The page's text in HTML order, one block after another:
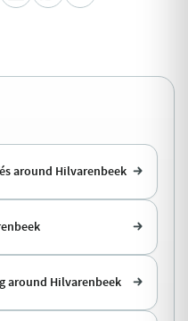
around Hilvarenbeek
around Hilvarenbeek